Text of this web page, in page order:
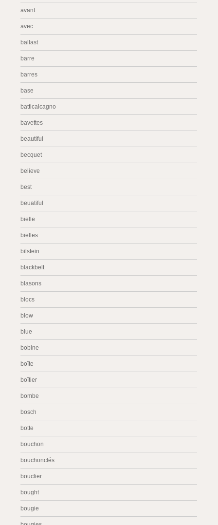
avant
avec
ballast
barre
barres
base
batticalcagno
bavettes
beautiful
becquet
believe
best
beuatiful
bielle
bielles
bilstein
blackbelt
blasons
blocs
blow
blue
bobine
boîte
boîtier
bombe
bosch
botte
bouchon
bouchonclés
bouclier
bought
bougie